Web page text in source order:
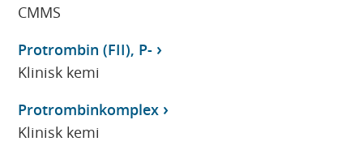
CMMS
Protrombin (FII), P-
Klinisk kemi
Protrombinkomplex
Klinisk kemi